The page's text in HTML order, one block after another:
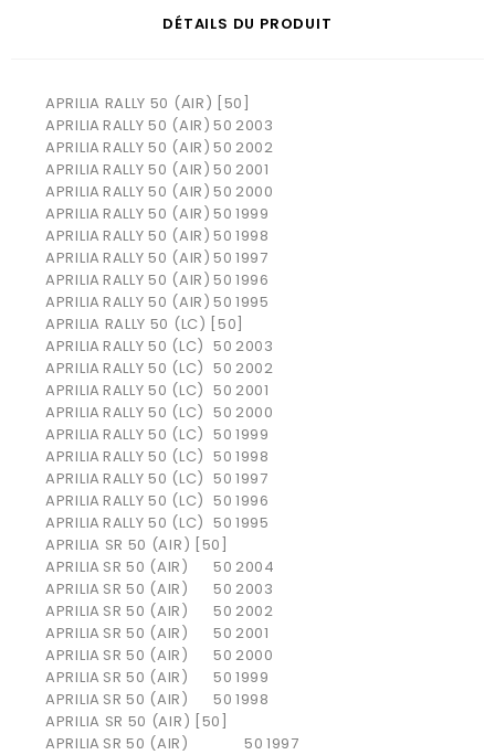
DÉTAILS DU PRODUIT
APRILIA RALLY 50 (AIR) [50]
APRILIA RALLY 50 (AIR) 50 2003
APRILIA RALLY 50 (AIR) 50 2002
APRILIA RALLY 50 (AIR) 50 2001
APRILIA RALLY 50 (AIR) 50 2000
APRILIA RALLY 50 (AIR) 50 1999
APRILIA RALLY 50 (AIR) 50 1998
APRILIA RALLY 50 (AIR) 50 1997
APRILIA RALLY 50 (AIR) 50 1996
APRILIA RALLY 50 (AIR) 50 1995
APRILIA RALLY 50 (LC) [50]
APRILIA RALLY 50 (LC) 50 2003
APRILIA RALLY 50 (LC) 50 2002
APRILIA RALLY 50 (LC) 50 2001
APRILIA RALLY 50 (LC) 50 2000
APRILIA RALLY 50 (LC) 50 1999
APRILIA RALLY 50 (LC) 50 1998
APRILIA RALLY 50 (LC) 50 1997
APRILIA RALLY 50 (LC) 50 1996
APRILIA RALLY 50 (LC) 50 1995
APRILIA SR 50 (AIR) [50]
APRILIA SR 50 (AIR) 50 2004
APRILIA SR 50 (AIR) 50 2003
APRILIA SR 50 (AIR) 50 2002
APRILIA SR 50 (AIR) 50 2001
APRILIA SR 50 (AIR) 50 2000
APRILIA SR 50 (AIR) 50 1999
APRILIA SR 50 (AIR) 50 1998
APRILIA SR 50 (AIR) [50]
APRILIA SR 50 (AIR) 50 1997